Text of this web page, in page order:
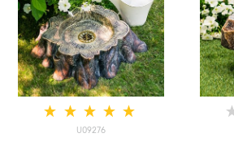
U09276